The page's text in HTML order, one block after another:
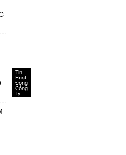
Tin
Hoạt
Động
Công
Ty